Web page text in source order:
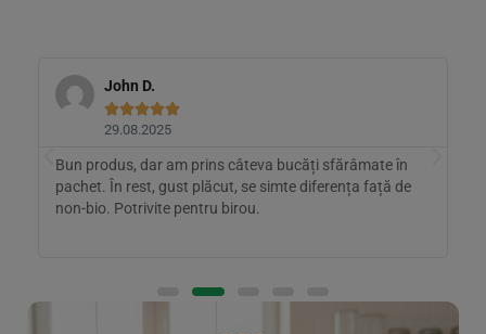
John D.

29.08.2025
Bun produs, dar am prins câteva bucăți sfărâmate în
pachet. În rest, gust plăcut, se simte diferența față de
non-bio. Potrivite pentru birou.